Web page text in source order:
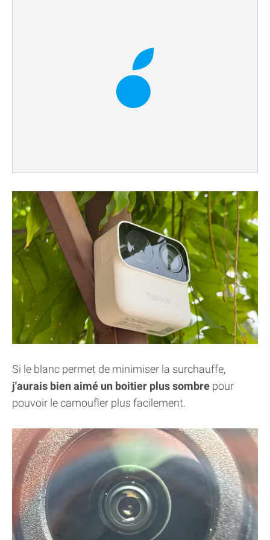
Si le blanc permet de minimiser la surchauffe,
j'aurais bien aimé un boitier plus sombre pour
pouvoir le camoufler plus facilement.